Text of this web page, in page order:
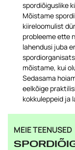
spordiõiguslike
Mõistame
kiireloomulist
probleeme ette
lahendusi juba
mõistame, kui
Sedasama
eelkõige
kokkuleppeid ja
MEIE TEENUSED